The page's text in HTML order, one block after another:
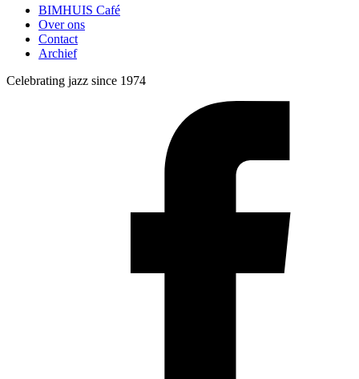
BIMHUIS Café
Over ons
Contact
Archief
Celebrating jazz since 1974